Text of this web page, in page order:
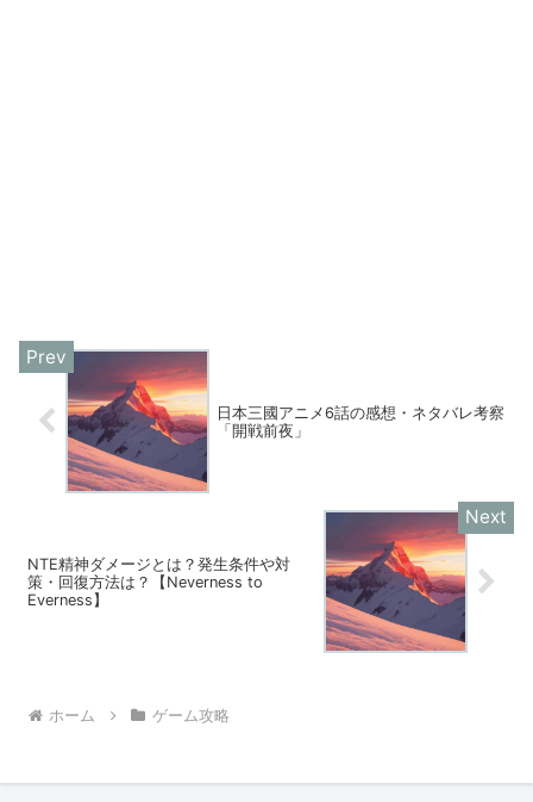
日本三國アニメ6話の感想・ネタバレ考察
「開戦前夜」
NTE精神ダメージとは？発生条件や対
策・回復方法は？【Neverness to
Everness】
ホーム ゲーム攻略